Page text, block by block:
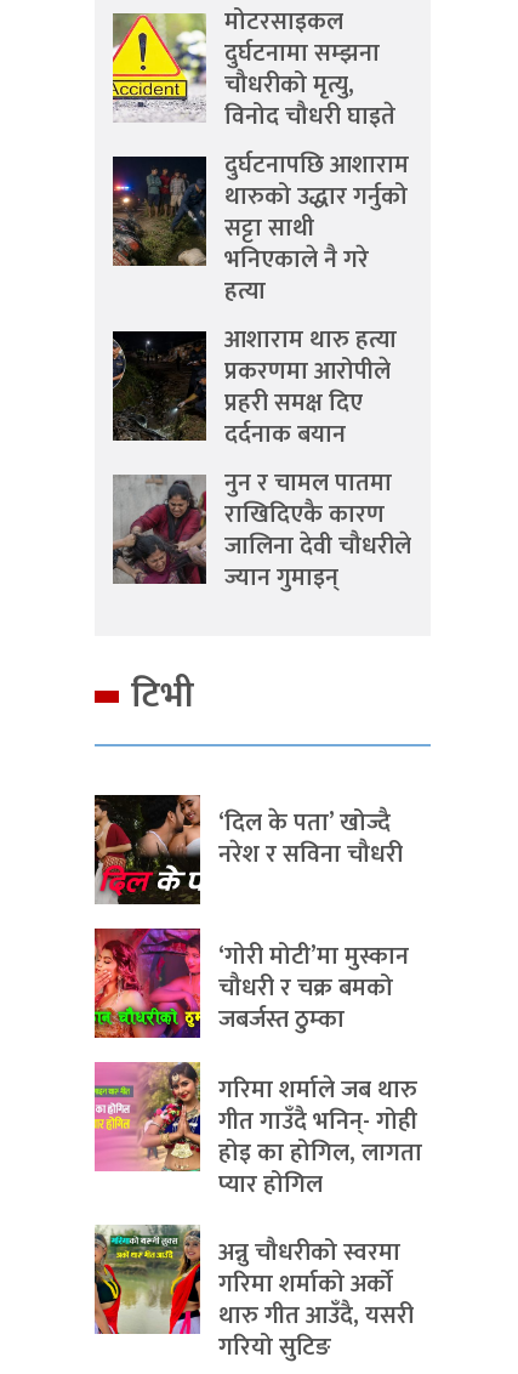
मोटरसाइकल
दुर्घटनामा सम्झना
चौधरीको मृत्यु,
विनोद चौधरी घाइते
दुर्घटनापछि आशाराम
थारुको उद्धार गर्नुको
सट्टा साथी
भनिएकाले नै गरे
हत्या
आशाराम थारु हत्या
प्रकरणमा आरोपीले
प्रहरी समक्ष दिए
दर्दनाक बयान
नुन र चामल पातमा
राखिदिएकै कारण
जालिना देवी चौधरीले
ज्यान गुमाइन्
टिभी
‘दिल के पता’ खोज्दै
नरेश र सविना चौधरी
‘गोरी मोटी’मा मुस्कान
चौधरी र चक्र बमको
जबर्जस्त ठुम्का
गरिमा शर्माले जब थारु
गीत गाउँदै भनिन्- गोही
होइ का होगिल, लागता
प्यार होगिल
अन्नु चौधरीको स्वरमा
गरिमा शर्माको अर्को
थारु गीत आउँदै, यसरी
गरियो सुटिङ